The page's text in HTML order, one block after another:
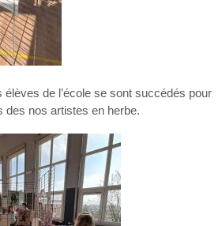
élèves de l’école se sont succédés pour
des nos artistes en herbe.